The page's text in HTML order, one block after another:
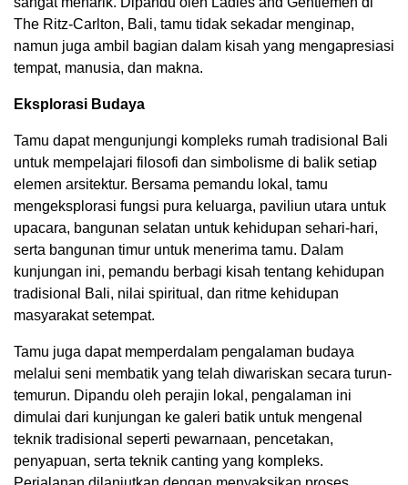
The Ritz-Carlton, Bali, tamu tidak sekadar menginap,
namun juga ambil bagian dalam kisah yang mengapresiasi
tempat, manusia, dan makna.
Eksplorasi Budaya
Tamu dapat mengunjungi kompleks rumah tradisional Bali
untuk mempelajari filosofi dan simbolisme di balik setiap
elemen arsitektur. Bersama pemandu lokal, tamu
mengeksplorasi fungsi pura keluarga, paviliun utara untuk
upacara, bangunan selatan untuk kehidupan sehari-hari,
serta bangunan timur untuk menerima tamu. Dalam
kunjungan ini, pemandu berbagi kisah tentang kehidupan
tradisional Bali, nilai spiritual, dan ritme kehidupan
masyarakat setempat.
Tamu juga dapat memperdalam pengalaman budaya
melalui seni membatik yang telah diwariskan secara turun-
temurun. Dipandu oleh perajin lokal, pengalaman ini
dimulai dari kunjungan ke galeri batik untuk mengenal
teknik tradisional seperti pewarnaan, pencetakan,
penyapuan, serta teknik canting yang kompleks.